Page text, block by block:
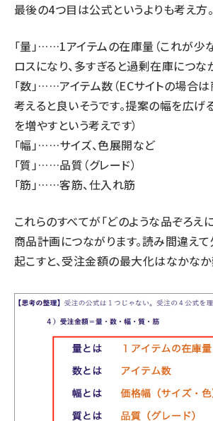
最後の4つ目は公式というよりも考え方。
「量」……1アイテムの在庫量（これが
ロスになり、多すぎると過剰在庫につな
「数」……アイテム数（ECサイトの場合
考えると良いそうです。提案の幅を広げ
を増やすという考えです）
「幅」……サイズ、色展開など
「質」……品質（グレード）
「筋」……客筋、仕入れ筋
これらのすべてが「どのような品ぞろえ
商品計画につながります。読み間違え
起こすと、受注金額の最大化はなかなか